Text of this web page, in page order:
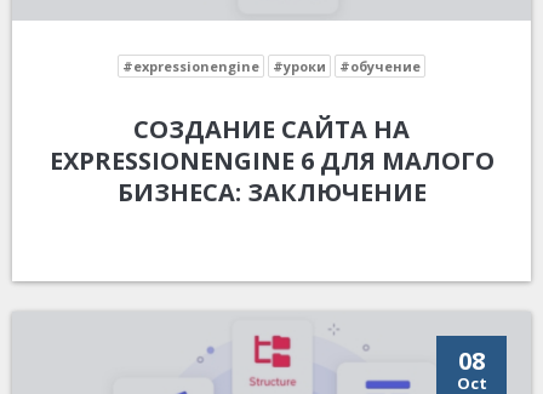
#expressionengine #уроки #обучение
СОЗДАНИЕ САЙТА НА
EXPRESSIONENGINE 6 ДЛЯ МАЛОГО
БИЗНЕСА: ЗАКЛЮЧЕНИЕ
08
Oct